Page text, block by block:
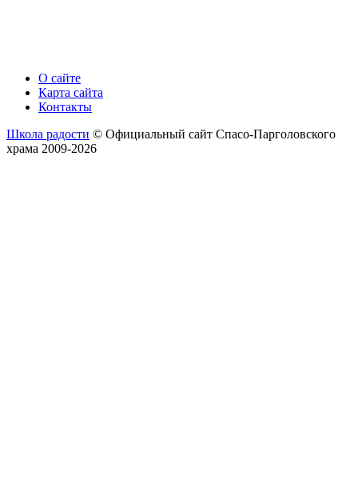
О сайте
Карта сайта
Контакты
Школа радости © Официальный сайт Спасо-Парголовского
храма 2009-2026